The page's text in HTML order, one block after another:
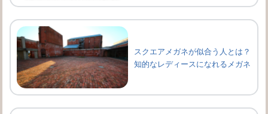
スクエアメガネが似合う人とは？
知的なレディースになれるメガネ